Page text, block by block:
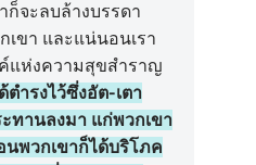
ก็จะลบล้างบรรดา
ขา และแน่นอนเรา
แห่งความสุขสำราญ
ตำรงไว้ซึ่งอัต-เตา
ทานลงมา แก่พวกเขา
นพวกเขาก็ได้บริโภค